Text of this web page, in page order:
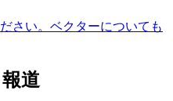
さい。 ベクターについても
道